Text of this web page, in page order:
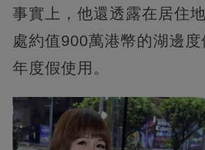
事實上，他還透露在居住
處約值900萬港幣的湖邊
年度假使用。